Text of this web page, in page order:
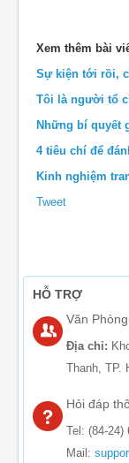
Xem thêm bài
Sự kiện tới rồi,
Tôi là người tổ
Những bí quyết
4 tiêu chí để
Kinh nghiệm
Tweet
HỖ TRỢ
Văn
Địa chỉ:
Thanh, TP.
Hỏi đáp
Tel: (84-24)
Mail: